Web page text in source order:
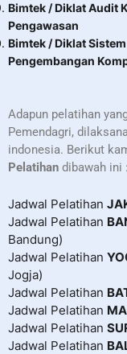
Bimtek / Diklat Audit
Pengawasan
Bimtek / Diklat
Pengembangan
Adapun pelatihan
Pemendagri,
indonesia. Berikut
Pelatihan dibawah ini :
Jadwal Pelatihan
Jadwal Pelatihan
Bandung)
Jadwal Pelatihan
Jogja)
Jadwal Pelatihan
Jadwal Pelatihan
Jadwal Pelatihan
Jadwal Pelatihan